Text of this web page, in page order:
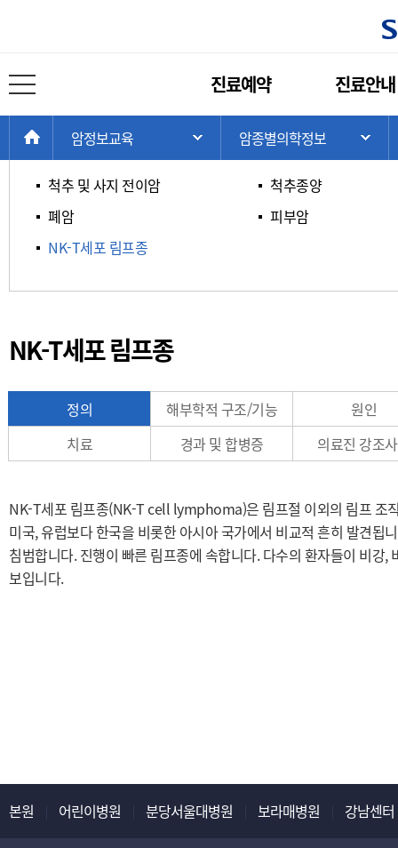
메
진료예약 진료안내
HOME
암정보교육 주 메뉴 목록 열기
암종별의학정보
ㅁ / ㅂ / ㅅ /
척추 및 사지 전이암
척추종양
폐암
피부암
NK-T세포 림프종
NK-T세포 림프종
정의 해부학적 구조/기능
원인
치료
경과 및 합병증 의료진 강조
NK-T세포 림프종(NK-T cell lymphoma)은 림프절 이외의 림프 조
미국, 유럽보다 한국을 비롯한 아시아 국가에서 비교적 흔히 발견됩
침범합니다. 진행이 빠른 림프종에 속합니다. 다수의 환자들이 비강
보입니다.
본원 어린이병원 분당서울대병원 보라매병원 강남센터